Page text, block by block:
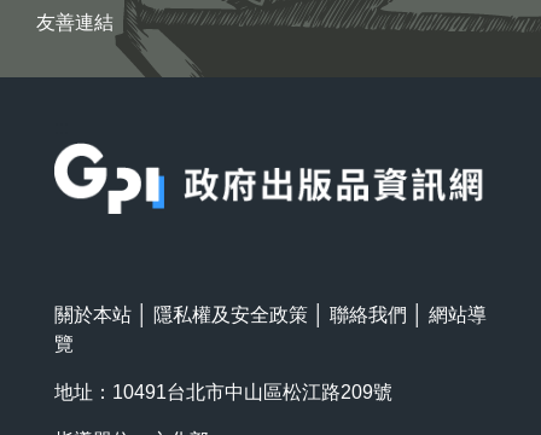
友善連結
關於本站 隱私權及安全政策 聯絡我們
網站導
覽
地址：10491台北市中山區松江路209號